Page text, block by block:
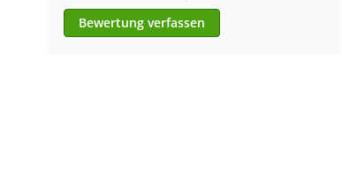
Bewertung verfassen